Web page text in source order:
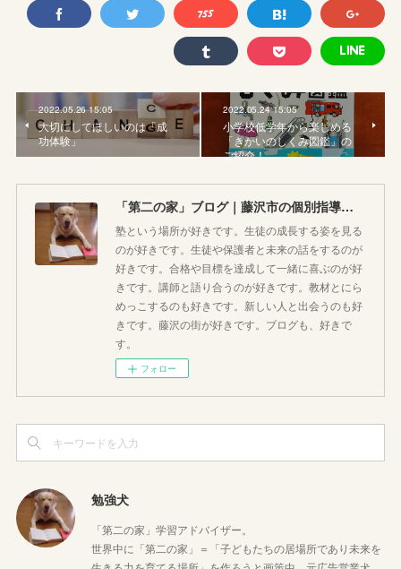
2022.05.26 15:05
大切にしてほしいのは「成
功体験」
2022.05.24 15:05
小学校低学年から楽しめる
「きかいのしくみ図鑑」の
ご紹介！
「第二の家」ブログ｜藤沢市の個別指導塾のお話
塾という場所が好きです。生徒の成長する姿を見る
のが好きです。生徒や保護者と未来の話をするのが
好きです。合格や目標を達成して一緒に喜ぶのが好
きです。講師と語り合うのが好きです。教材とにら
めっこするのも好きです。新しい人と出会うのも好
きです。藤沢の街が好きです。ブログも、好きで
す。
フォロー
勉強犬
「第二の家」学習アドバイザー。
世界中に「第二の家」＝「子どもたちの居場所であり未来を